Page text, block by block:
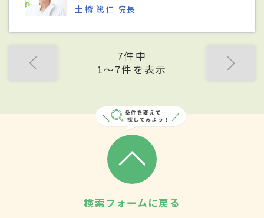
土橋 篤仁 院長
7件中
1〜7件を表示
検索フォームに戻る